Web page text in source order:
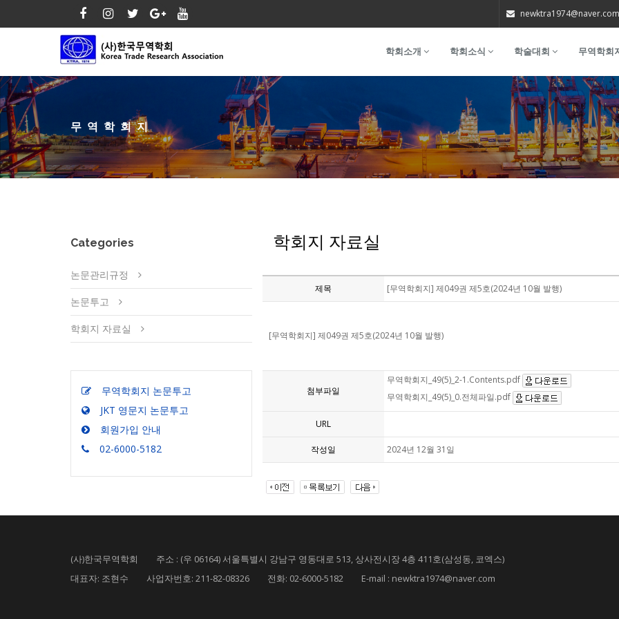
newktra1974@naver.com
학회소개 학회소식 학술대회 무역학회
무역학회지
Categories
논문관리규정
논문투고
학회지 자료실
무역학회지 논문투고
JKT 영문지 논문투고
회원가입 안내
02-6000-5182
학회지 자료실
제목 [무역학회지] 제049권 제5호(2024년 10월 발행)
[무역학회지] 제049권 제5호(2024년 10월 발행)
첨부파일
무역학회지_49(5)_2-1.Contents.pdf
무역학회지_49(5)_0.전체파일.pdf
URL
작성일 2024년 12월 31일
(사)한국무역학회 주소 : (우 06164) 서울특별시 강남구 영동대로 513, 상사전시장 4층 411호(삼성동, 코엑스)
대표자: 조현수 사업자번호: 211-82-08326 전화: 02-6000-5182 E-mail : newktra1974@naver.com